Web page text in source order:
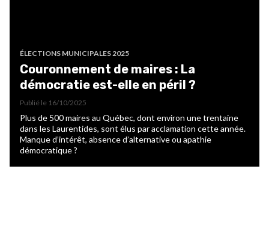
ÉLECTIONS MUNICIPALES 2025
Couronnement de maires : La
démocratie est-elle en péril ?
Publié le 16/10/2025
Plus de 500 maires au Québec, dont environ une trentaine
dans les Laurentides, sont élus par acclamation cette année.
Manque d’intérêt, absence d’alternative ou apathie
démocratique ?